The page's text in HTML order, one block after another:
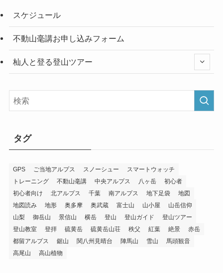
スケジュール
不動山毫講お申し込みフォーム
杣人と登る登山ツアー
タグ
GPS ご当地アルプス スノーシュー
スマートウォッチ
トレーニング
不動山毫講 中央アルプス 八ヶ岳
初心者
初心者向け
北アルプス 千葉 南アルプス 地下足袋
地図
地図読み
地形 奥多摩 奥武蔵 富士山 山小屋
山岳信仰
山梨
御岳山 景信山 横岳 登山 登山ガイド
登山ツアー
登山教室
登拝 硫黄岳 硫黄岳山荘 秩父 紅葉 絶景
赤岳
都留アルプス
鋸山 関八州見晴台 陣馬山 雪山
馬頭観音
高尾山
高山植物